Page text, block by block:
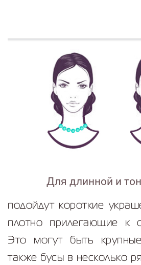
Для длинной и
подойдут короткие
плотно прилегающие к
Это могут быть
также бусы в несколько